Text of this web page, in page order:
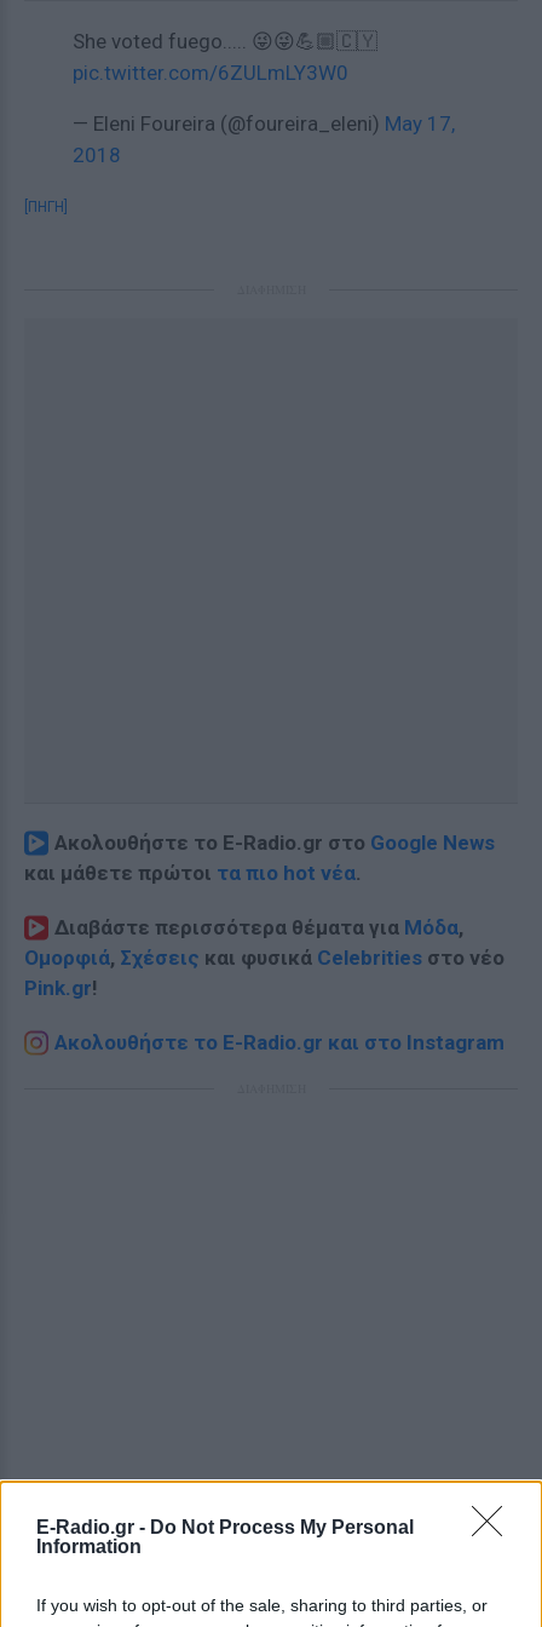
E-Radio.gr - Do Not Process My Personal
Information
If you wish to opt-out of the sale, sharing to third parties, or
She voted fuego..... 😜😜💪🏼🇨🇾
pic.twitter.com/6ZULmLY3W0
— Eleni Foureira (@foureira_eleni) May 17,
2018
[ΠΗΓΗ]
Ακολουθήστε το E-Radio.gr στο Google News
και μάθετε πρώτοι τα πιο hot νέα.
Διαβάστε περισσότερα θέματα για Μόδα,
Ομορφιά, Σχέσεις και φυσικά Celebrities στο νέο
Pink.gr!
Ακολουθήστε το E-Radio.gr και στο Instagram